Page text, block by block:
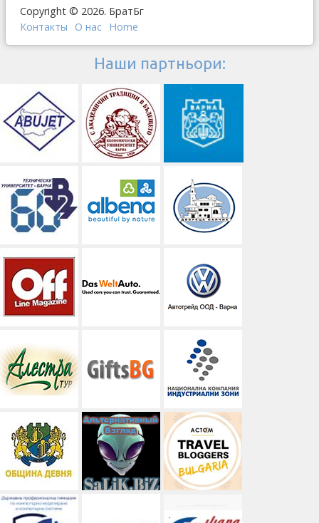
Copyright © 2026. БратБг
Контакты
О наc Home
Наши партньори: